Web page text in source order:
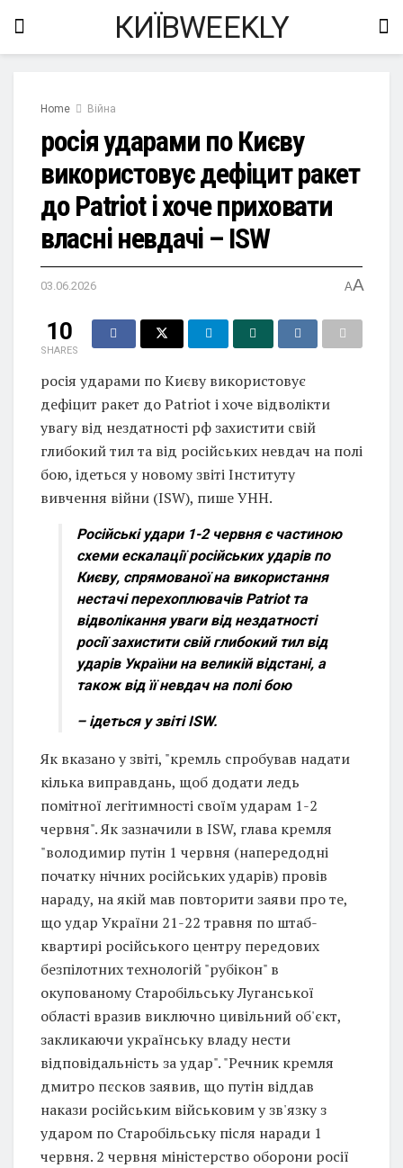
КИЇВWEEKLY
Home Війна
росія ударами по Києву
використовує дефіцит ракет
до Patriot і хоче приховати
власні невдачі – ISW
03.06.2026 AA
10
SHARES
росія ударами по Києву використовує
дефіцит ракет до Patriot і хоче відволікти
увагу від нездатності рф захистити свій
глибокий тил та від російських невдач на полі
бою, ідеться у новому звіті Інституту
вивчення війни (ISW), пише УНН.
Російські удари 1-2 червня є частиною
схеми ескалації російських ударів по
Києву, спрямованої на використання
нестачі перехоплювачів Patriot та
відволікання уваги від нездатності
росії захистити свій глибокий тил від
ударів України на великій відстані, а
також від її невдач на полі бою
– ідеться у звіті ISW.
Як вказано у звіті, "кремль спробував надати
кілька виправдань, щоб додати ледь
помітної легітимності своїм ударам 1-2
червня". Як зазначили в ISW, глава кремля
"володимир путін 1 червня (напередодні
початку нічних російських ударів) провів
нараду, на якій мав повторити заяви про те,
що удар України 21-22 травня по штаб-
квартирі російського центру передових
безпілотних технологій "рубікон" в
окупованому Старобільську Луганської
області вразив виключно цивільний об'єкт,
закликаючи українську владу нести
відповідальність за удар". "Речник кремля
дмитро пєсков заявив, що путін віддав
накази російським військовим у зв'язку з
ударом по Старобільську після наради 1
червня. 2 червня міністерство оборони росії